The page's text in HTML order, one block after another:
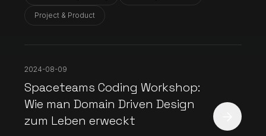
Project & Product
2024-08-09
Spaceteams Coding Workshop:
Wie man Domain Driven Design
zum Leben erweckt